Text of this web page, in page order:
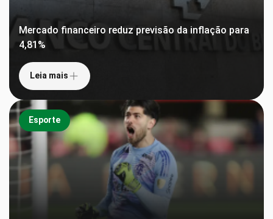
Mercado financeiro reduz previsão da inflação para
4,81%
Leia mais
Esporte